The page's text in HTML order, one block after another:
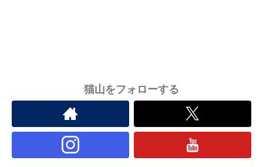
猫山をフォローする